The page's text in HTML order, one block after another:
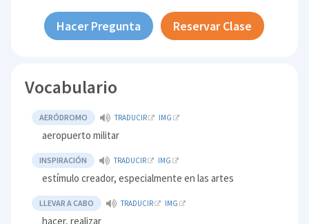
Hacer Pregunta Reservar Clase
Vocabulario
AERÓDROMO TRADUCIR IMG
aeropuerto militar
INSPIRACIÓN TRADUCIR IMG
estímulo creador, especialmente en las artes
LLEVAR A CABO TRADUCIR IMG
hacer, realizar